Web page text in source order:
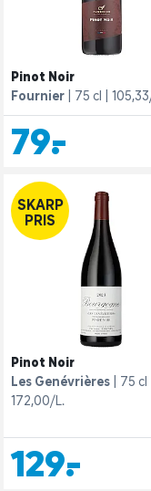
Pinot Noir
Fournier
75 cl
79,-
SKARP
PRIS
Pinot Noir
Les Genévrières
75 cl
172,00/L.
129,-